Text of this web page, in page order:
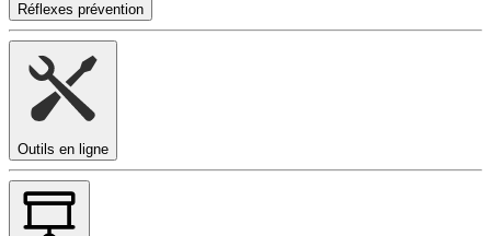
Réflexes prévention
Outils en ligne